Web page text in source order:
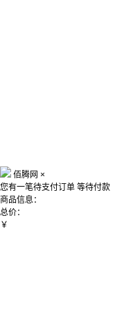
佰腾网 ×
您有一笔待支付订单 等待付款
商品信息：
总价：
￥